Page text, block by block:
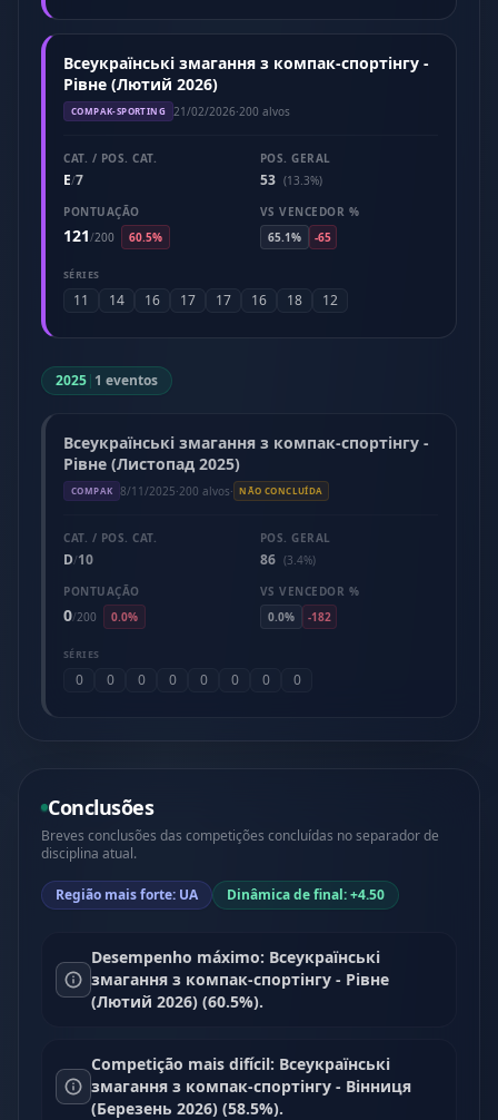
Всеукраїнські змагання з компак-спортінгу -
Рівне (Лютий 2026)
COMPAK-SPORTING 21/02/2026·200 alvos
CAT. / POS. CAT.
E/7
POS. GERAL
53 (13.3%)
PONTUAÇÃO
121/200 60.5%
VS VENCEDOR %
65.1%
-65
SÉRIES
11 14 16 17 17 16 18 12
2025| 1 eventos
Всеукраїнські змагання з компак-спортінгу -
Рівне (Листопад 2025)
COMPAK 8/11/2025·200 alvos· NÃO CONCLUÍDA
CAT. / POS. CAT.
D/10
POS. GERAL
86 (3.4%)
PONTUAÇÃO
0/200 0.0%
VS VENCEDOR %
0.0%
-182
SÉRIES
0 0 0 0 0 0 0 0
Conclusões
Breves conclusões das competições concluídas no separador de
disciplina atual.
Região mais forte: UA Dinâmica de final: +4.50
Desempenho máximo: Всеукраїнські
змагання з компак-спортінгу - Рівне
(Лютий 2026) (60.5%).
Competição mais difícil: Всеукраїнські
змагання з компак-спортінгу - Вінниця
(Березень 2026) (58.5%).